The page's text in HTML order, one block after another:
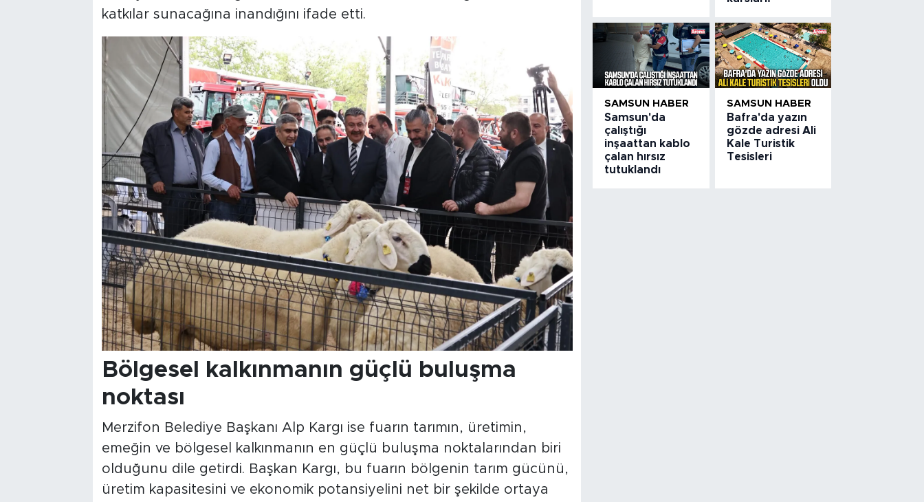
katkılar sunacağına inandığını ifade etti.
Bölgesel kalkınmanın güçlü buluşma
noktası
Merzifon Belediye Başkanı Alp Kargı ise fuarın tarımın, üretimin,
emeğin ve bölgesel kalkınmanın en güçlü buluşma noktalarından biri
olduğunu dile getirdi. Başkan Kargı, bu fuarın bölgenin tarım gücünü,
üretim kapasitesini ve ekonomik potansiyelini net bir şekilde ortaya
SAMSUN HABER
Samsun'da
çalıştığı
inşaattan kablo
çalan hırsız
tutuklandı
SAMSUN HABER
Bafra'da yazın
gözde adresi Ali
Kale Turistik
Tesisleri